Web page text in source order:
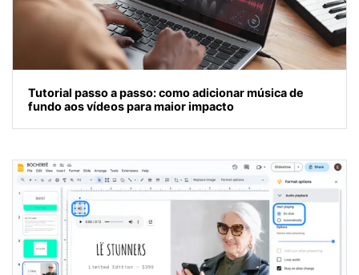
Tutorial passo a passo: como adicionar música de
fundo aos vídeos para maior impacto